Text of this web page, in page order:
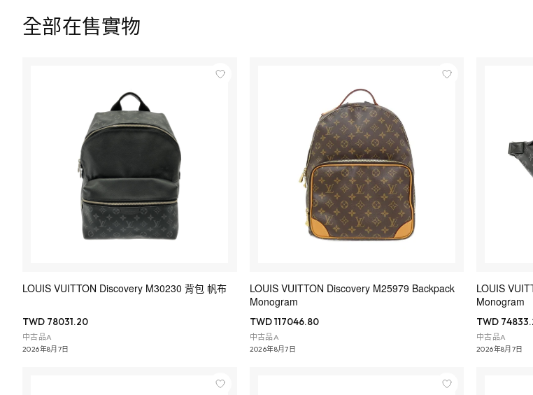
全部在售實物
LOUIS VUITTON Discovery M30230 背包 帆布
TWD 78031.20
中古品A
2026年8月7日
LOUIS VUITTON Discovery M25979 Backpack
Monogram
TWD 117046.80
中古品A
2026年8月7日
LOUIS
Monogram
TWD
中古品A
2026年8月7日